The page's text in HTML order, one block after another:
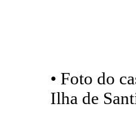
• Foto do
Ilha de